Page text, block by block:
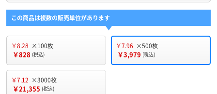
この商品は複数の販売単位があります
￥8.28 ×100枚
￥828 (税込)
￥7.96 ×500枚
￥3,979 (税込)
￥7.12 ×3000枚
￥21,355 (税込)